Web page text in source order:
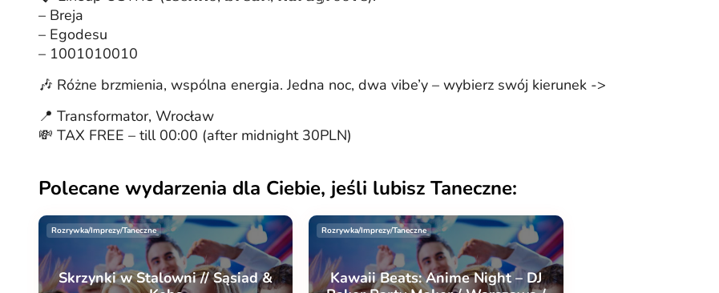
– Breja
– Egodesu
– 1001010010
🎶 Różne brzmienia, wspólna energia. Jedna noc, dwa vibe’y – wybierz swój kierunek ->
📍 Transformator, Wrocław
💸 TAX FREE – till 00:00 (after midnight 30PLN)
Polecane wydarzenia dla Ciebie, jeśli lubisz Taneczne:
Rozrywka/Imprezy/Taneczne
Skrzynki w Stalowni // Sąsiad &
Rozrywka/Imprezy/Taneczne
Kawaii Beats: Anime Night – DJ